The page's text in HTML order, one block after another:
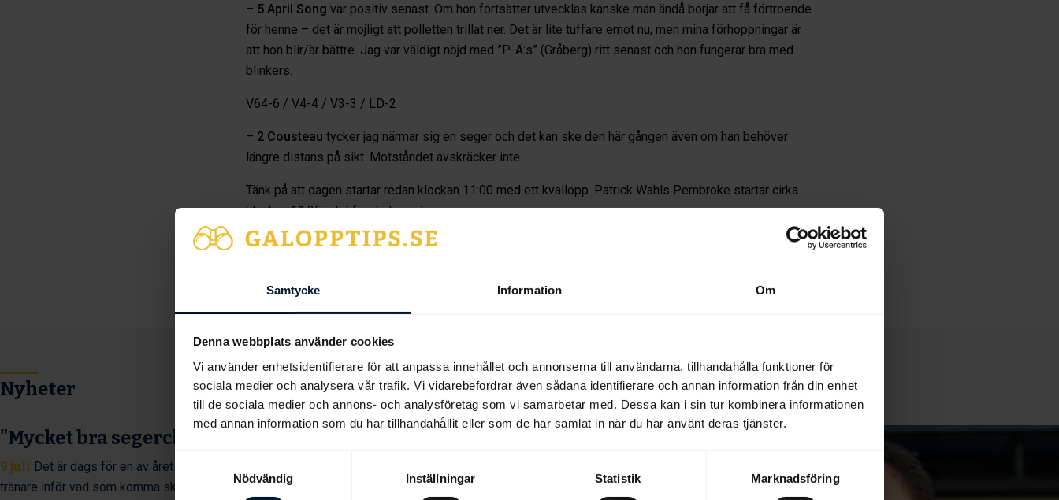
Samtycke Information Om
Denna webbplats använder cookies
Vi använder enhetsidentifierare för att anpassa innehållet och annonserna till användarna, tillhandahålla funktioner för
sociala medier och analysera vår trafik. Vi vidarebefordrar även sådana identifierare och annan information från din enhet
till de sociala medier och annons- och analysföretag som vi samarbetar med. Dessa kan i sin tur kombinera informationen
med annan information som du har tillhandahållit eller som de har samlat in när du har använt deras tjänster.
Nödvändig
Inställningar Statistik Marknadsföring
– 5 April Song var positiv senast. Om hon fortsätter utvecklas kanske man ändå börjar att få förtroende
för henne – det är möjligt att polletten trillat ner. Det är lite tuffare emot nu, men mina förhoppningar är
att hon blir/är bättre. Jag var väldigt nöjd med ”P-A:s” (Gråberg) ritt senast och hon fungerar bra med
blinkers.
V64-6 / V4-4 / V3-3 / LD-2
– 2 Cousteau tycker jag närmar sig en seger och det kan ske den här gången även om han behöver
längre distans på sikt. Motståndet avskräcker inte.
Tänk på att dagen startar redan klockan 11:00 med ett kvallopp. Patrick Wahls Pembroke startar cirka
klockan 11:25 i det första loppet.
Nyheter
"Mycket bra segerchans"
9 juli Det är dags för en av årets största tävlingsdagar på svensk mark och vi har tagit pulsen på en rad
tränare inför vad som komma skall.